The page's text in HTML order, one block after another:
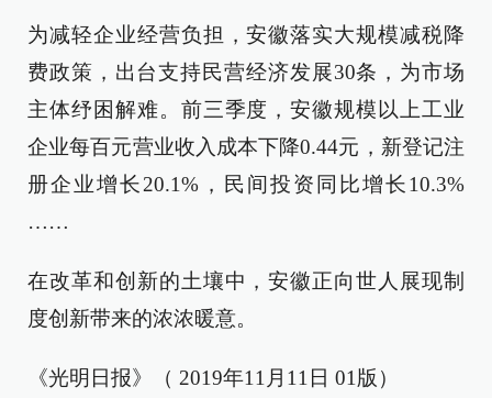
为减轻企业经营负担，安徽落实大规模减税降
费政策，出台支持民营经济发展30条，为市场
主体纾困解难。前三季度，安徽规模以上工业
企业每百元营业收入成本下降0.44元，新登记注
册企业增长20.1%，民间投资同比增长10.3%
……
在改革和创新的土壤中，安徽正向世人展现制
度创新带来的浓浓暖意。
《光明日报》（ 2019年11月11日 01版）